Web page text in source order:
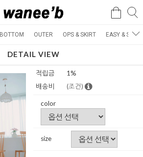
검
BOTTOM OUTER OPS & SKIRT EASY & SET
DETAIL VIEW
적립금
1%
배송비
(조건)
color
size